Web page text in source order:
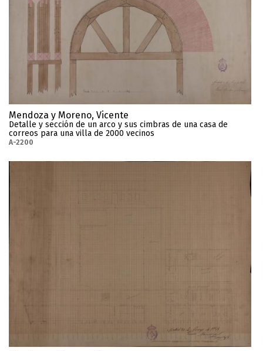
Mendoza y Moreno, Vicente
Detalle y sección de un arco y sus cimbras de una casa de
correos para una villa de 2000 vecinos
A-2200